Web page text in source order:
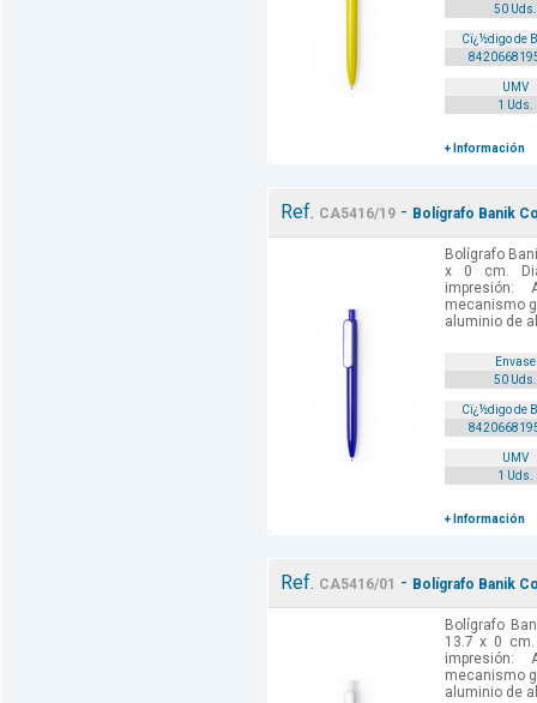
50 Uds.
Cï¿½digo de
UMV
1 Uds.
+ Información
Ref. CA5416/19- Bolígrafo Banik
Bolígrafo
x 0 cm.
impresión:
mecanismo
aluminio de
Envase
50 Uds.
Cï¿½digo de
UMV
1 Uds.
+ Información
Ref. CA5416/01 - Bolígrafo Banik
Bolígrafo
13.7 x 0
impresión:
mecanismo
aluminio de